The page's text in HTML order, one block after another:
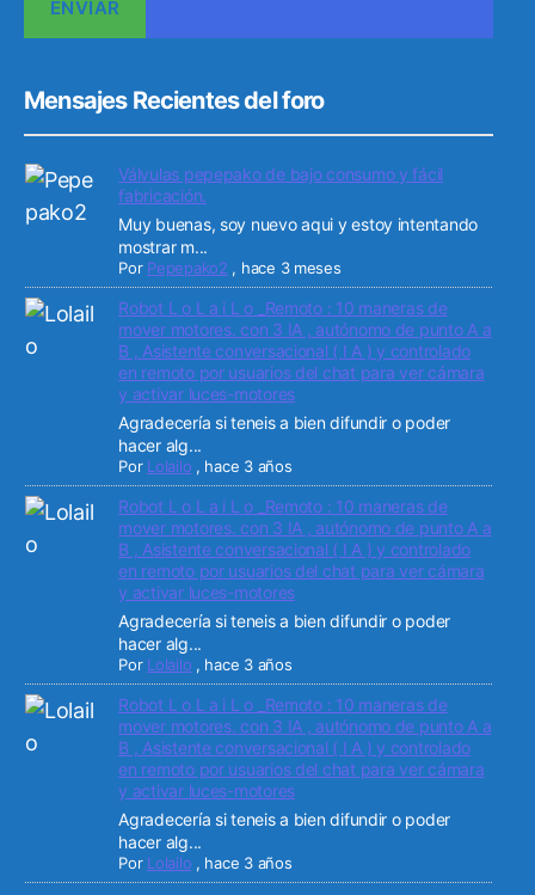
Mensajes Recientes del foro
Válvulas pepepako de bajo consumo y fácil
fabricación.
Muy buenas, soy nuevo aqui y estoy intentando
mostrar m...
Por Pepepako2 , hace 3 meses
Robot L o L a i L o _Remoto : 10 maneras de
mover motores. con 3 IA , autónomo de punto A a
B , Asistente conversacional ( I A ) y controlado
en remoto por usuarios del chat para ver cámara
y activar luces-motores
Agradecería si teneis a bien difundir o poder
hacer alg...
Por Lolailo , hace 3 años
Robot L o L a i L o _Remoto : 10 maneras de
mover motores. con 3 IA , autónomo de punto A a
B , Asistente conversacional ( I A ) y controlado
en remoto por usuarios del chat para ver cámara
y activar luces-motores
Agradecería si teneis a bien difundir o poder
hacer alg...
Por Lolailo , hace 3 años
Robot L o L a i L o _Remoto : 10 maneras de
mover motores. con 3 IA , autónomo de punto A a
B , Asistente conversacional ( I A ) y controlado
en remoto por usuarios del chat para ver cámara
y activar luces-motores
Agradecería si teneis a bien difundir o poder
hacer alg...
Por Lolailo , hace 3 años